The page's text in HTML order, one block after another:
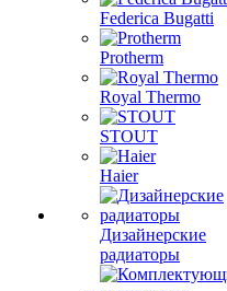
Federica Bugatti
Protherm
Royal Thermo
STOUT
Haier
Дизайнерские
радиаторы